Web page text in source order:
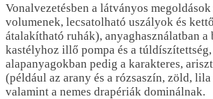
Vonalvezetésben a látványos
volumenek, lecsatolható uszályok és
átalakítható ruhák), anyaghasználatban
kastélyhoz illő pompa és a túldíszítettség,
alapanyagokban pedig a karakteres,
(például az arany és a rózsaszín, zöld,
valamint a nemes drapériák dominálnak.